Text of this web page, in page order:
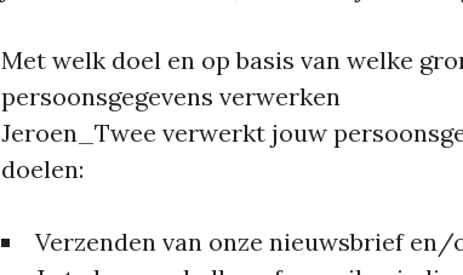
Met welk doel en op basis van welke
persoonsgegevens verwerken
Jeroen_Twee verwerkt jouw
doelen:
Verzenden van onze nieuwsbrief